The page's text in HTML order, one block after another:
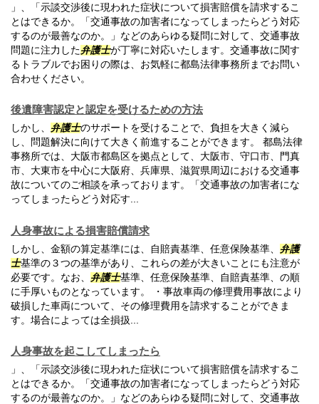
」、「示談交渉後に現われた症状について損害賠償を請求するこ
とはできるか。「交通事故の加害者になってしまったらどう対応
するのが最善なのか。」などのあらゆる疑問に対して、交通事故
問題に注力した弁護士が丁寧に対応いたします。交通事故に関す
るトラブルでお困りの際は、お気軽に都島法律事務所までお問い
合わせください。
後遺障害認定と認定を受けるための方法
しかし、 弁護士のサポートを受けることで、負担を大きく減ら
し、問題解決に向けて大きく前進することができます。 都島法律
事務所では、大阪市都島区を拠点として、大阪市、守口市、門真
市、大東市を中心に大阪府、兵庫県、滋賀県周辺における交通事
故についてのご相談を承っております。「交通事故の加害者にな
ってしまったらどう対応す...
人身事故による損害賠償請求
しかし、金額の算定基準には、自賠責基準、任意保険基準、 弁護
士基準の３つの基準があり、これらの差が大きいことにも注意が
必要です。なお、 弁護士基準、任意保険基準、自賠責基準、の順
に手厚いものとなっています。 ・事故車両の修理費用事故により
破損した車両について、その修理費用を請求することができま
す。場合によっては全損扱...
人身事故を起こしてしまったら
」、「示談交渉後に現われた症状について損害賠償を請求するこ
とはできるか。「交通事故の加害者になってしまったらどう対応
するのが最善なのか。」などのあらゆる疑問に対して、交通事故